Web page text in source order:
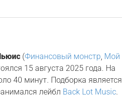
(Финансовый монстр, Мой
15 августа 2025 года. На
40 минут. Подборка является
лейбл Back Lot Music.